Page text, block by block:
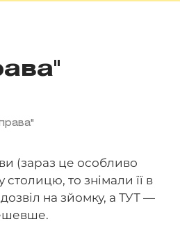
(зараз це особливо
то знімали її в
на зйомку, а ТУТ —